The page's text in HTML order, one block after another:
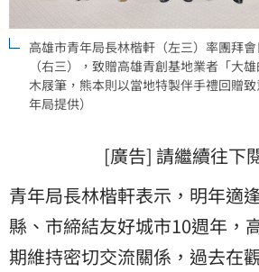
高雄市青年局長林楷軒（左三）率團拜
（右三），致贈高雄青創基地業者「大
木屐筆，熊本則以當地特製伴手禮回贈
年局提供）
[廣告] 請繼續往下
青年局長林楷軒表示，明年適
縣、市締結友好城市10週年，
期維持密切交流關係，過去在